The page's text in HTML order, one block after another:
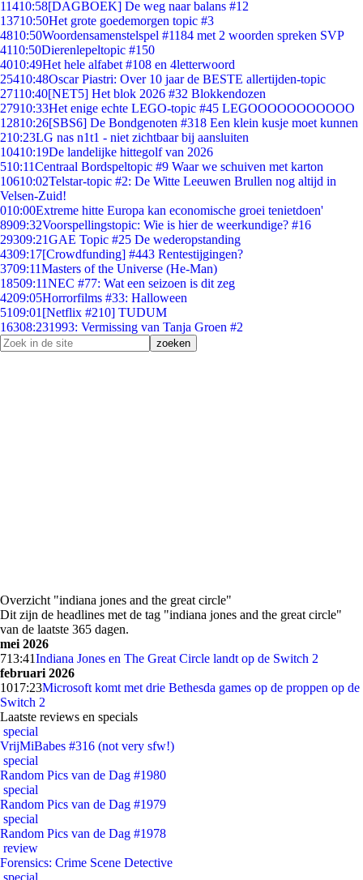
11410:58[DAGBOEK] De weg naar balans #12
13710:50Het grote goedemorgen topic #3
4810:50Woordensamenstelspel #1184 met 2 woorden spreken SVP
4110:50Dierenlepeltopic #150
4010:49Het hele alfabet #108 en 4letterwoord
25410:48Oscar Piastri: Over 10 jaar de BESTE allertijden-topic
27110:40[NET5] Het blok 2026 #32 Blokkendozen
27910:33Het enige echte LEGO-topic #45 LEGOOOOOOOOOOO
12810:26[SBS6] De Bondgenoten #318 Een klein kusje moet kunnen
210:23LG nas n1t1 - niet zichtbaar bij aansluiten
10410:19De landelijke hittegolf van 2026
510:11Centraal Bordspeltopic #9 Waar we schuiven met karton
10610:02Telstar-topic #2: De Witte Leeuwen Brullen nog altijd in
Velsen-Zuid!
010:00Extreme hitte Europa kan economische groei tenietdoen'
8909:32Voorspellingstopic: Wie is hier de weerkundige? #16
29309:21GAE Topic #25 De wederopstanding
4309:17[Crowdfunding] #443 Rentestijgingen?
3709:11Masters of the Universe (He-Man)
18509:11NEC #77: Wat een seizoen is dit zeg
4209:05Horrorfilms #33: Halloween
5109:01 [Netflix #210] TUDUM
16308:231993: Vermissing van Tanja Groen #2
Overzicht "indiana jones and the great circle"
Dit zijn de headlines met de tag "indiana jones and the great circle"
van de laatste 365 dagen.
mei 2026
713:41Indiana Jones en The Great Circle landt op de Switch 2
februari 2026
1017:23Microsoft komt met drie Bethesda games op de proppen op de
Switch 2
Laatste reviews en specials
special
VrijMiBabes #316 (not very sfw!)
special
Random Pics van de Dag #1980
special
Random Pics van de Dag #1979
special
Random Pics van de Dag #1978
review
Forensics: Crime Scene Detective
special